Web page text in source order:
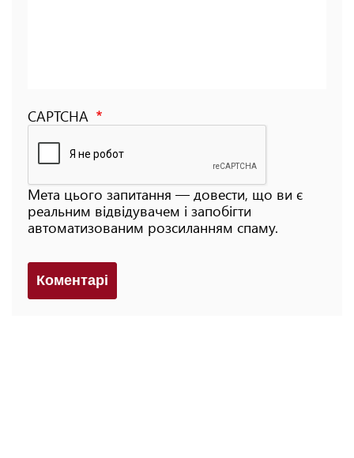
CAPTCHA
Мета цього запитання — довести, що ви є
реальним відвідувачем і запобігти
автоматизованим розсиланням спаму.
Коментарi